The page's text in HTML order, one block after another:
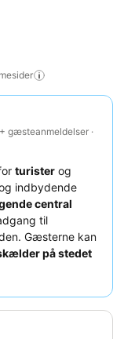
gæsteanmeldelser ·
turister og
indbydende
central
til
Gæsterne kan
på stedet
der supplerer den
væk fra